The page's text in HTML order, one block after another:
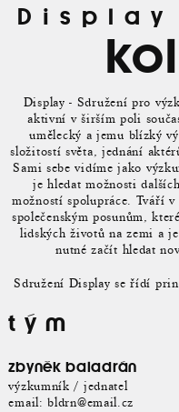
Display
Display - Sdružení pro
aktivní v širším poli
umělecký a jemu blízký
složitostí světa, jednání
Sami sebe vidíme jako
je hledat možnosti
možností spolupráce. Tváří
společenským posunům,
lidských životů na zemi a
nutné začít hledat
Sdružení Display se řídí
tým
zbyněk baladrán
výzkumník / jednatel
email:bldrn@email.cz